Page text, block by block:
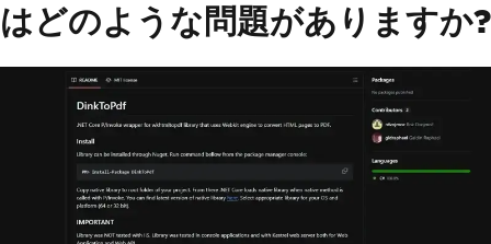
はどのような問題がありますか?